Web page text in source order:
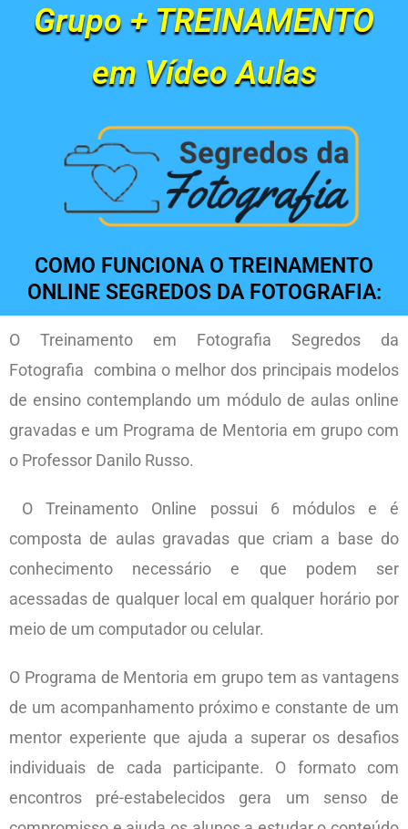
Grupo + TREINAMENTO
em Vídeo Aulas
COMO FUNCIONA O TREINAMENTO
ONLINE SEGREDOS DA FOTOGRAFIA:
O Treinamento em Fotografia Segredos da
Fotografia
combina o melhor dos principais modelos
de ensino contemplando um módulo de aulas online
gravadas e um Programa de Mentoria em grupo com
o Professor Danilo Russo.
O Treinamento Online possui 6 módulos e é
composta de aulas gravadas que criam a base do
conhecimento necessário e que podem ser
acessadas de qualquer local em qualquer horário por
meio de um computador ou celular.
O Programa de Mentoria em grupo tem as vantagens
de um acompanhamento próximo e constante de um
mentor experiente que ajuda a superar os desafios
individuais de cada participante. O formato com
encontros pré-estabelecidos gera um senso de